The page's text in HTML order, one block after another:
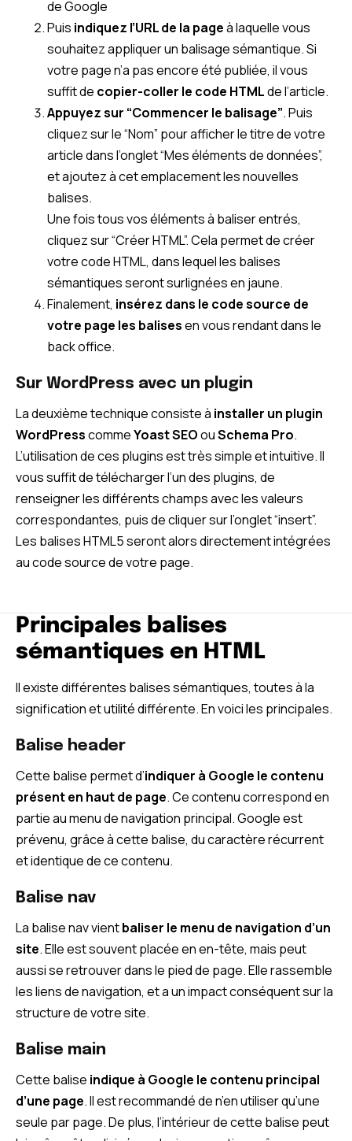
de Google
Puis indiquez l’URL de la pageà laquelle vous
souhaitez appliquer un balisage sémantique. Si
votre page n’a pas encore été publiée, il vous
suffit de copier-coller le code HTMLde l’article.
Appuyez sur “Commencer le balisage”. Puis
cliquez sur le “Nom” pour afficher le titre de votre
article dans l’onglet “Mes éléments de données”,
et ajoutez à cet emplacement les nouvelles
balises.
Une fois tous vos éléments à baliser entrés,
cliquez sur “Créer HTML”. Cela permet de créer
votre code HTML, dans lequel les balises
sémantiques seront surlignées en jaune.
Finalement, insérez dans le code source de
votre page les balisesen vous rendant dans le
back office.
Sur WordPress avec un plugin
La deuxième technique consiste à installer un plugin
WordPresscommeYoast SEOouSchema Pro.
L’utilisation de ces plugins est très simple et intuitive. Il
vous suffit de télécharger l’un des plugins, de
renseigner les différents champs avec les valeurs
correspondantes, puis de cliquer sur l’onglet “insert”.
Les balises HTML5 seront alors directement intégrées
au code source de votre page.
Principales balises
sémantiques en HTML
Il existe différentes balises sémantiques, toutes à la
signification et utilité différente. En voici les principales.
Balise header
Cette balise permet d’indiquer à Google le contenu
présent en haut de page. Ce contenu correspond en
partie au menu de navigation principal. Google est
prévenu, grâce à cette balise, du caractère récurrent
et identique de ce contenu.
Balise nav
La balise nav vientbaliser le menu de navigation d’un
site. Elle est souvent placée en en-tête, mais peut
aussi se retrouver dans le pied de page. Elle rassemble
les liens de navigation, et a un impact conséquent sur la
structure de votre site.
Balise main
Cette balise indique à Google le contenu principal
d’une page. Il est recommandé de n’en utiliser qu’une
seule par page. De plus, l’intérieur de cette balise peut